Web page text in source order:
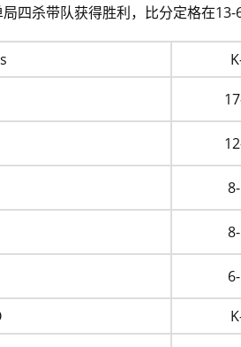
四杀带队获得胜利，比分定格在13-